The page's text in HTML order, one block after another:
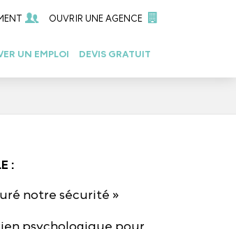
OUVRIR UNE AGENCE
UN EMPLOI DEVIS GRATUIT
:
notre sécurité »
psychologique pour